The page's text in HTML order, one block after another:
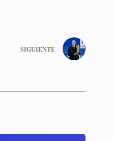
SIGUIENTE